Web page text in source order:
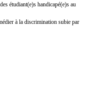
étudiant(e)s handicapé(e)s au
à la discrimination subie par